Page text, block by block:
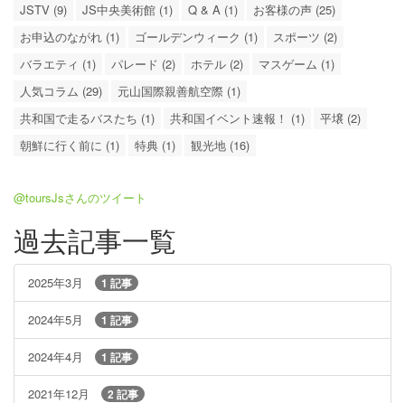
JSTV (9)
JS中央美術館 (1) Q & A (1)
お客様の声 (25)
お申込のながれ (1)
ゴールデンウィーク (1)
スポーツ (2)
バラエティ (1)
パレード (2) ホテル (2)
マスゲーム (1)
人気コラム (29)
元山国際親善航空際 (1)
共和国で走るバスたち (1)
共和国イベント速報！ (1)
平壌 (2)
朝鮮に行く前に (1)
特典 (1) 観光地 (16)
@toursJsさんのツイート
過去記事一覧
2025年3月 1 記事
2024年5月 1 記事
2024年4月 1 記事
2021年12月 2 記事